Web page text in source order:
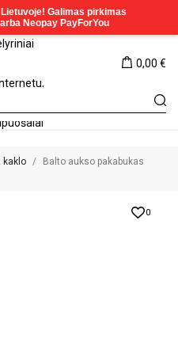
0,00 €
kaklo
Balto aukso pakabukas
0